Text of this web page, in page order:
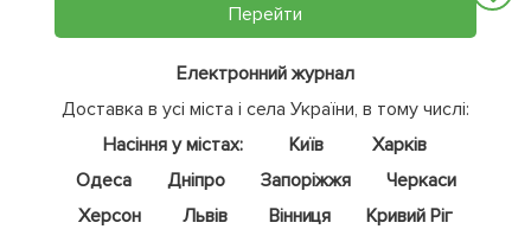
Перейти
Електронний журнал
Доставка в усі міста і села України, в тому числі:
Насіння у містах:
Київ
Харків
Одеса
Дніпро Запоріжжя
Черкаси
Херсон
Львів Вінниця
Кривий Ріг